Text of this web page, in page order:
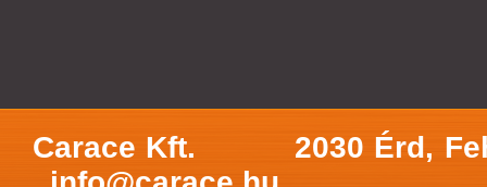
Carace Kft.
2030 Érd,